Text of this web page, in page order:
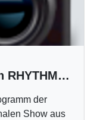
TurnGala | Tour „erlebe den RHYTHMUS“ beginnt am 27. Dezember
der
Show aus